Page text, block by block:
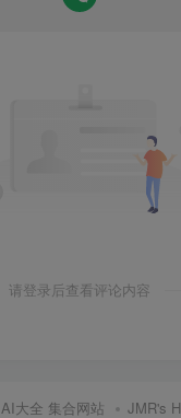
请登录后查看评论内容
AI大全 集合网站 JMR's